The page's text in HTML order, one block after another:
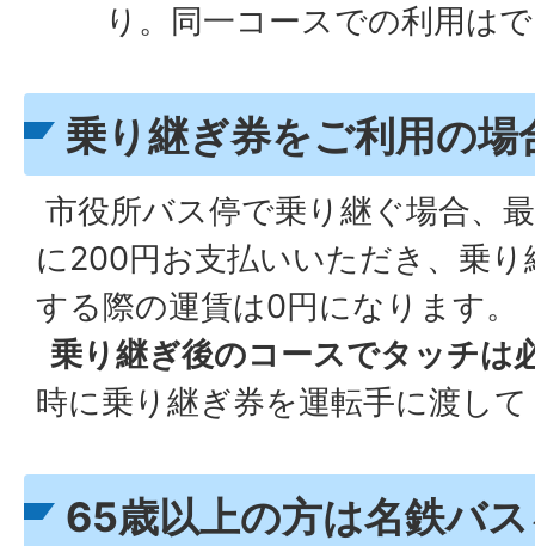
り。同一コースでの利用は
乗り継ぎ券をご利用の場
市役所バス停で乗り継ぐ場合、
に200円お支払いいただき、乗
する際の運賃は0円になります。
乗り継ぎ後のコースでタッチは
時に乗り継ぎ券を運転手に渡し
65歳以上の方は名鉄バ